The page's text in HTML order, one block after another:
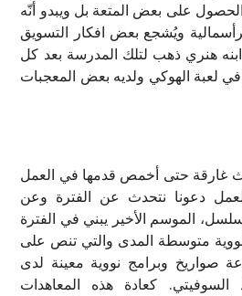
على بعض المتعة بل ويبدو أنّه
ويُشجع بعض افكار التسويق
هنري ذهب لتلك المدرسة بعد كل
في لعبة الهوكي ولديه بعض المعجبات
غارقة حتى أخمص قدمها في العمل
دعونا نتحدث عن الفترة وعن
الموسم الأخير يبني في الفترة
متوسطة المدى والتي تنص على
صواريخ وبرامج نووية معينة لدى
السوفيتي. كعادة هذه المعاهدات